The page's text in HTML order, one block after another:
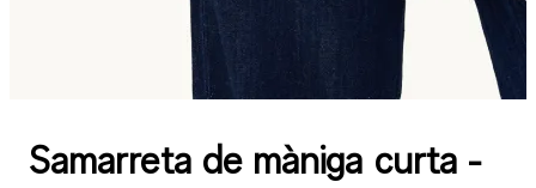
Samarreta de màniga curta -